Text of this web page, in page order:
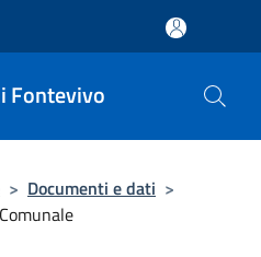
Fontevivo
> Documenti e dati >